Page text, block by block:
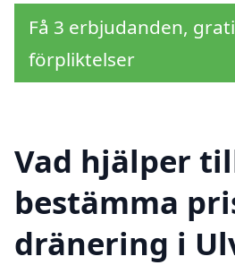
Få 3 erbjudanden,
förpliktelser
Vad hjälper
bestämma
dränering i